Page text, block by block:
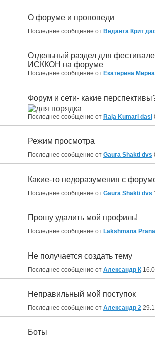
О форуме и проповеди
Последнее сообщение от Веданта Крит
Отдельный раздел для
ИСККОН на форуме
Последнее сообщение от Екатерина
Форум и сети- какие
Последнее сообщение от Raja Kumari dasi
Режим просмотра
Последнее сообщение от Gaura Shakti dvs
Какие-то недоразумения с
Последнее сообщение от Gaura Shakti dvs
Прошу удалить мой профиль!
Последнее сообщение от Lakshmana
Не получается создать тему
Последнее сообщение от Александр К
Неправильный мой поступок
Последнее сообщение от Александр 2
Боты